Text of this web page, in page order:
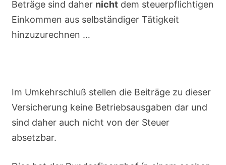
Beträge sind daher nichtdem steuerpflichtigen
Einkommen aus selbständiger Tätigkeit
hinzuzurechnen …
Im Umkehrschluß stellen die Beiträge zu dieser
Versicherung keine Betriebsausgaben dar und
sind daher auch nicht von der Steuer
absetzbar.